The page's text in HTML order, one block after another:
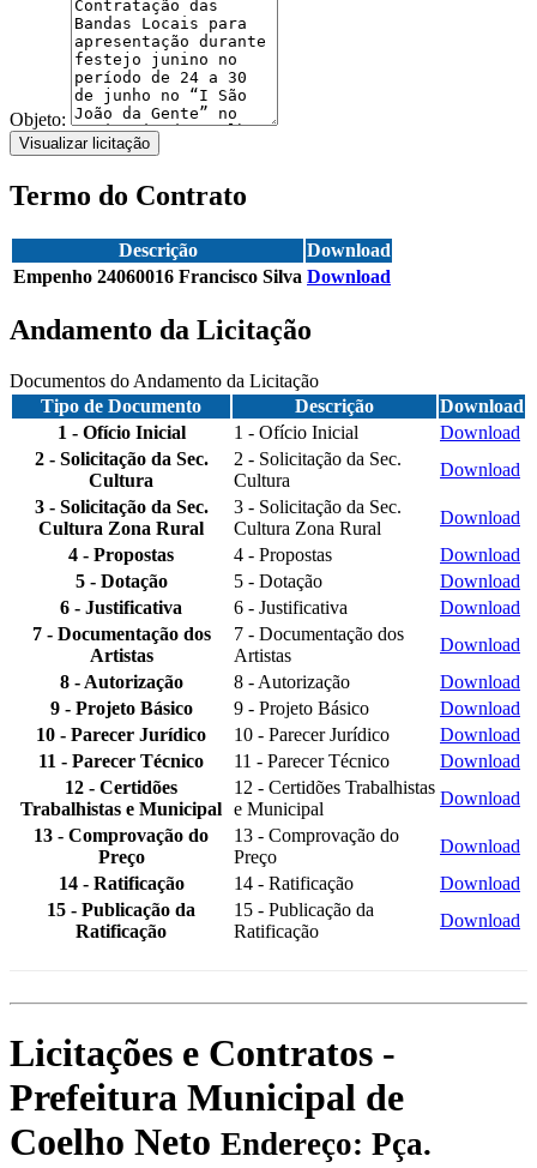
Objeto:
Visualizar licitação
Termo do Contrato
Descrição
Download
Empenho 24060016 Francisco Silva Download
Andamento da Licitação
Documentos do Andamento da Licitação
Tipo de Documento
Descrição
Download
1 - Ofício Inicial
1 - Ofício Inicial
Download
2 - Solicitação da Sec.
Cultura
2 - Solicitação da Sec.
Cultura
Download
3 - Solicitação da Sec.
Cultura Zona Rural
3 - Solicitação da Sec.
Cultura Zona Rural
Download
4 - Propostas
4 - Propostas
Download
5 - Dotação
5 - Dotação
Download
6 - Justificativa
6 - Justificativa
Download
7 - Documentação dos
Artistas
7 - Documentação dos
Artistas
Download
8 - Autorização
8 - Autorização
Download
9 - Projeto Básico
9 - Projeto Básico
Download
10 - Parecer Jurídico
10 - Parecer Jurídico
Download
11 - Parecer Técnico
11 - Parecer Técnico
Download
12 - Certidões
Trabalhistas e Municipal
12 - Certidões Trabalhistas
e Municipal
Download
13 - Comprovação do
Preço
13 - Comprovação do
Preço
Download
14 - Ratificação
14 - Ratificação
Download
15 - Publicação da
Ratificação
15 - Publicação da
Ratificação
Download
Licitações e Contratos -
Prefeitura Municipal de
Coelho Neto Endereço: Pça.